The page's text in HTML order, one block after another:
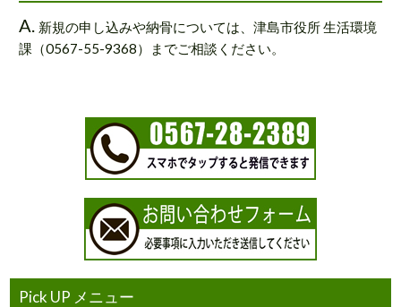
A. 新規の申し込みや納骨については、津島市役所 生活環境
課（0567-55-9368）までご相談ください。
Pick UP メニュー